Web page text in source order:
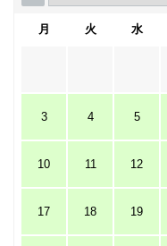
月 火 水
3 4 5
10 11 12
17 18 19